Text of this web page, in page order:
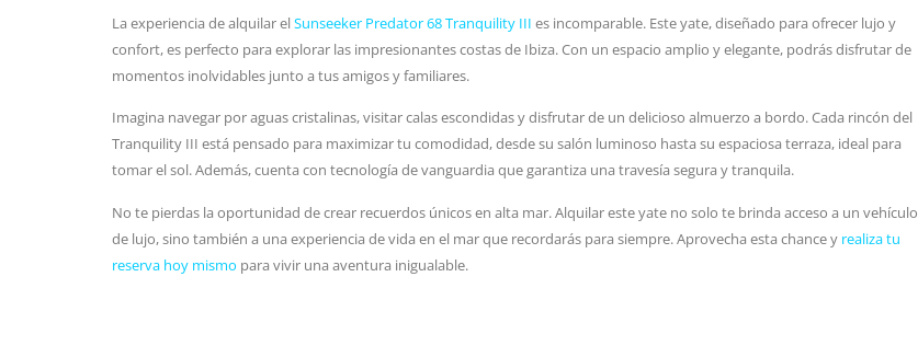
La experiencia de alquilar elSunseeker Predator 68 Tranquility III es incomparable. Este yate, diseñado para ofrecer lujo y
confort, es perfecto para explorar las impresionantes costas de Ibiza. Con un espacio amplio y elegante, podrás disfrutar de
momentos inolvidables junto a tus amigos y familiares.
Imagina navegar por aguas cristalinas, visitar calas escondidas y disfrutar de un delicioso almuerzo a bordo. Cada rincón del
Tranquility III está pensado para maximizar tu comodidad, desde su salón luminoso hasta su espaciosa terraza, ideal para
tomar el sol. Además, cuenta con tecnología de vanguardia que garantiza una travesía segura y tranquila.
No te pierdas la oportunidad de crear recuerdos únicos en alta mar. Alquilar este yate no solo te brinda acceso a un vehículo
de lujo, sino también a una experiencia de vida en el mar que recordarás para siempre. Aprovecha esta chance y realiza tu
reserva hoy mismo para vivir una aventura inigualable.